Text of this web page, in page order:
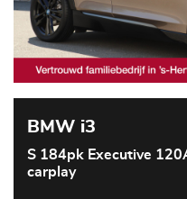
BMW i3
S 184pk Executive
carplay